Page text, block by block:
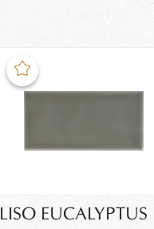
LISO EUCALYPTUS